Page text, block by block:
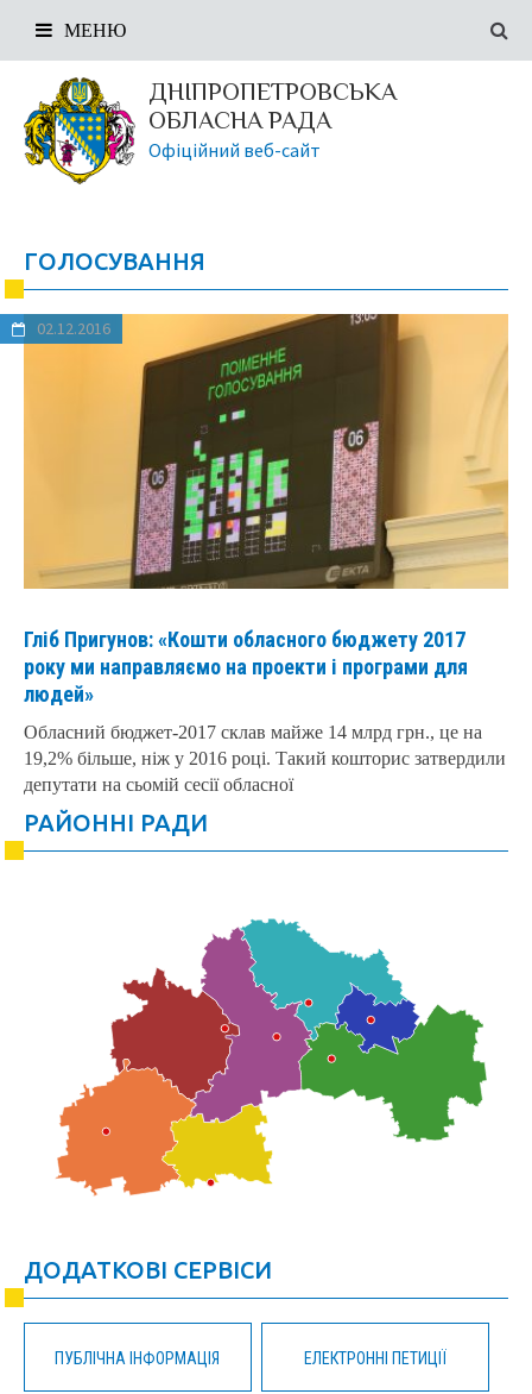
ДНІПРОПЕТРОВСЬКА
ОБЛАСНА РАДА
Офіційний веб-сайт
МЕНЮ
ГОЛОСУВАННЯ
02.12.2016
Гліб Пригунов: «Кошти обласного бюджету 2017
року ми направляємо на проекти і програми для
людей»
Обласний бюджет-2017 склав майже 14 млрд грн., це на
19,2% більше, ніж у 2016 році. Такий кошторис затвердили
депутати на сьомій сесії обласної
РАЙОННІ РАДИ
ДОДАТКОВІ СЕРВІСИ
ПУБЛІЧНА ІНФОРМАЦІЯ ЕЛЕКТРОННІ ПЕТИЦІЇ